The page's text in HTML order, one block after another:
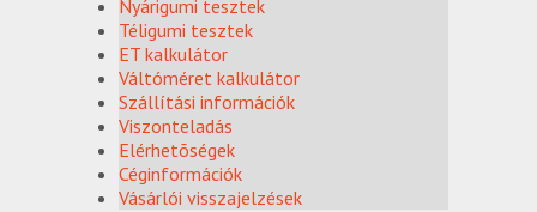
Nyárigumi tesztek
Téligumi tesztek
ET kalkulátor
Váltóméret kalkulátor
Szállítási információk
Viszonteladás
Elérhetõségek
Céginformációk
Vásárlói visszajelzések